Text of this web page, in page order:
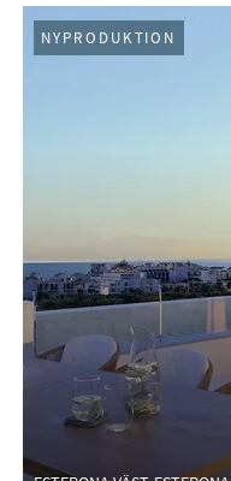
NYPRODUKTION